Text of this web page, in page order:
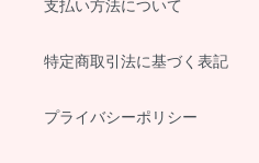
支払い方法について
特定商取引法に基づく表記
プライバシーポリシー